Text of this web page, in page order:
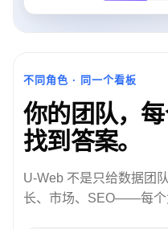
不同角色 · 同一个看板
你的团队，
找到答案。
U-Web 不是只给数据团
长、市场、SEO——每个